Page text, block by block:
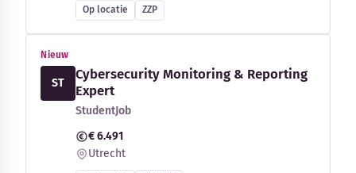
Op locatie ZZP
Nieuw
ST
Cybersecurity Monitoring & Reporting
Expert
StudentJob
€ 6.491
Utrecht